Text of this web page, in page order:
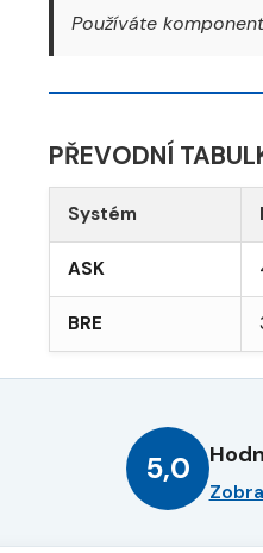
Používáte
PŘEVODNÍ
Systém
ASK
BRE
5,0